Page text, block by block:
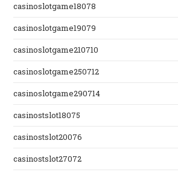
casinoslotgame18078
casinoslotgame19079
casinoslotgame210710
casinoslotgame250712
casinoslotgame290714
casinostslot18075
casinostslot20076
casinostslot27072